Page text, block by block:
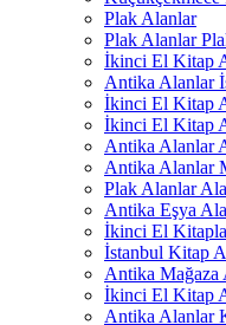
Plak Alanlar
Plak Alanlar
İkinci El Kitap
Antika Alanlar
İkinci El Kitap
İkinci El Kitap
Antika Alanlar
Antika Alanlar
Plak Alanlar
Antika Eşya
İkinci El
İstanbul Kitap
Antika Mağaza
İkinci El Kitap
Antika Alanlar